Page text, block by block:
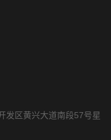
发区黄兴大道南段57号星